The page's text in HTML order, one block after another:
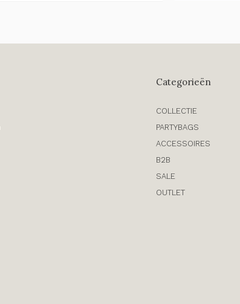
Categorieën
COLLECTIE
PARTYBAGS
ACCESSOIRES
B2B
SALE
OUTLET